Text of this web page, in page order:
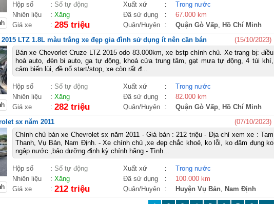
Hộp số : Số tự động Xuất xứ :
Trong nước
Nhiên liệu
: Xăng Đã sử dụng :
67.000 km
Giá xe
: 285 triệu Quận/Huyện : Quận Gò Vấp, Hồ Chí Minh
2015 LTZ 1.8L màu trắng xe đẹp gia đình sử dụng ít nên cần bán
(15/10/2023)
Bán xe Chevorlet Cruze LTZ 2015 odo 83.000km, xe bstp chính chủ. Xe trang bị: điều
hoà auto, đèn bi auto, ga tự động, khoá cửa trung tâm, gạt mưa tự động, 4 túi khí,
cảm biến lùi, đề nổ start/stop, xe còn rất đ...
Hộp số : Số tự động Xuất xứ :
Trong nước
Nhiên liệu
: Xăng Đã sử dụng :
82.000 km
Giá xe
: 282 triệu Quận/Huyện : Quận Gò Vấp, Hồ Chí Minh
sx năm 2011
(07/10/2023)
Chính chủ bán xe Chevrolet sx năm 2011 - Giá bán : 212 triệu - Địa chỉ xem xe : Tam
Thanh, Vụ Bản, Nam Định. - Xe chính chủ ,xe đẹp chắc khoẻ, ko lỗi, ko đâm đụng ko
ngập nước ,bảo dưỡng định kỳ chính hãng - Tình...
Hộp số : Số tự động Xuất xứ :
Trong nước
Nhiên liệu
: Xăng Đã sử dụng :
100.000 km
Giá xe
: 212 triệu Quận/Huyện : Huyện Vụ Bản, Nam Định